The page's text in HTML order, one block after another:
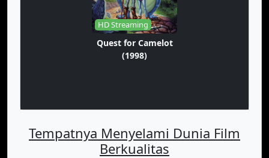
HD Streaming
Quest for Camelot
(1998)
Tempatnya Menyelami Dunia Film
Berkualitas